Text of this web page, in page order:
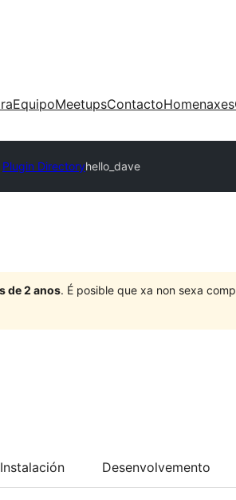
EquipoMeetupsContactoHomenaxes
Plugin Directoryhello_dave
de 2 anos. É posible que xa non sexa
Instalación Desenvolvemento